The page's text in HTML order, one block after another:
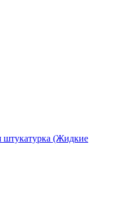
штукатурка (Жидкие